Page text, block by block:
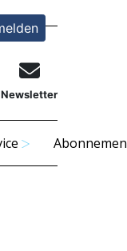
Newsletter